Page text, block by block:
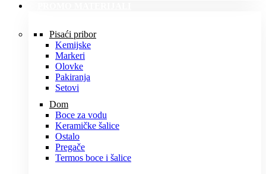
Pisaći pribor
Kemijske
Markeri
Olovke
Pakiranja
Setovi
Dom
Boce za vodu
Keramičke šalice
Ostalo
Pregače
Termos boce i šalice